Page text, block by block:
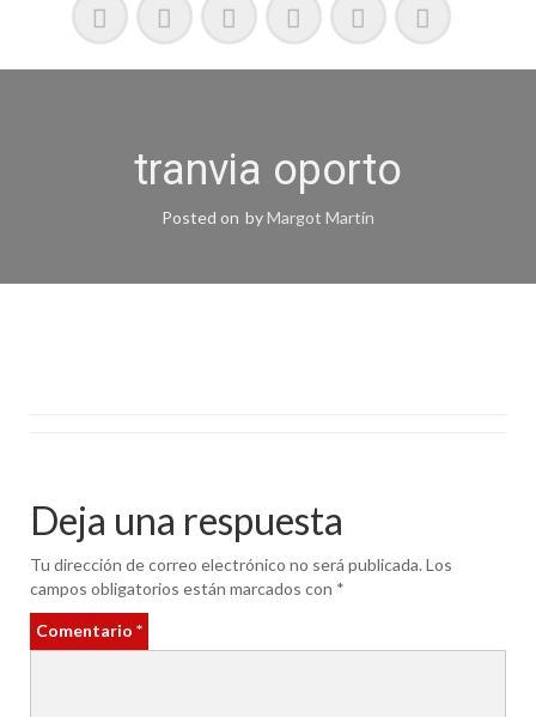
tranvia oporto
Posted on byMargot Martín
Deja una respuesta
Tu dirección de correo electrónico no será publicada. Los
campos obligatorios están marcados con *
Comentario *